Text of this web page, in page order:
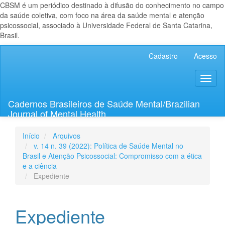
CBSM é um periódico destinado à difusão do conhecimento no campo
da saúde coletiva, com foco na área da saúde mental e atenção
psicossocial, associado à Universidade Federal de Santa Catarina,
Brasil.
Lateral
Cadastro Acesso
Cadernos Brasileiros de Saúde Mental/Brazilian
Journal of Mental Health
Início
Arquivos
v. 14 n. 39 (2022): Política de Saúde Mental no
Brasil e Atenção Psicossocial: Compromisso com a ética
e a ciência
Expediente
Expediente